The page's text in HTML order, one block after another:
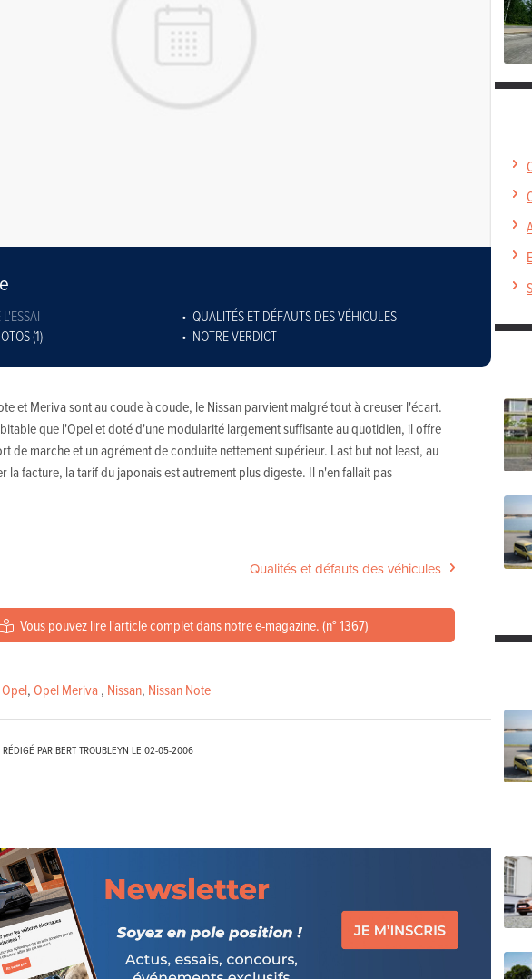
QUALITÉS ET DÉFAUTS DES VÉHICULES
(1)
NOTRE VERDICT
et Meriva sont au coude à coude, le Nissan parvient malgré tout à creuser l'écart.
que l'Opel et doté d'une modularité largement suffisante au quotidien, il offre
de marche et un agrément de conduite nettement supérieur. Last but not least, au
la facture, la tarif du japonais est autrement plus digeste. Il n'en fallait pas
Qualités et défauts des véhicules
Vous pouvez lire l'article complet dans notre e-magazine. (n° 1367)
Opel,Opel Meriva, Nissan, Nissan Note
RÉDIGÉ PAR BERT TROUBLEYN LE 02-05-2006